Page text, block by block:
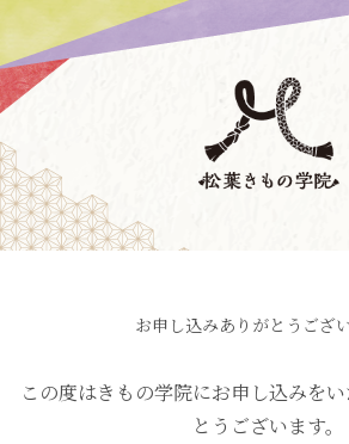
お申し込みありがとうござい
この度はきもの学院にお申し込みを
とうございます。